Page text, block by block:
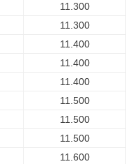
11.300
11.300
11.400
11.400
11.400
11.500
11.500
11.500
11.600